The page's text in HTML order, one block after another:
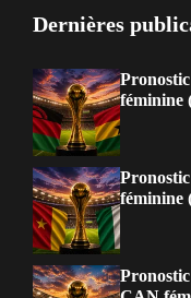
Dernières
féminine
féminine